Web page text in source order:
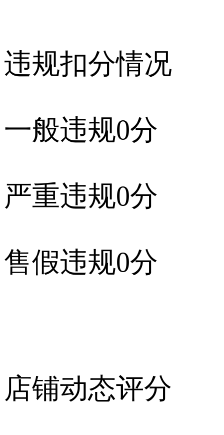
违规扣分情况
一般违规0分
严重违规0分
售假违规0分
店铺动态评分